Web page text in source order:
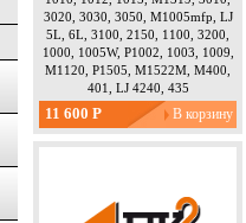
3020, 3030, 3050, M1005mfp, LJ
5L, 6L, 3100, 2150, 1100, 3200,
1000, 1005W, P1002, 1003, 1009,
M1120, P1505, M1522M, M400,
401, LJ 4240, 435
11 600 Р